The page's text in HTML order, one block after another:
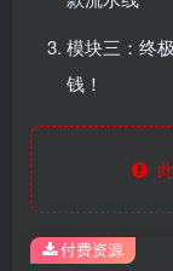
模块三：终
钱！
此
付费资源